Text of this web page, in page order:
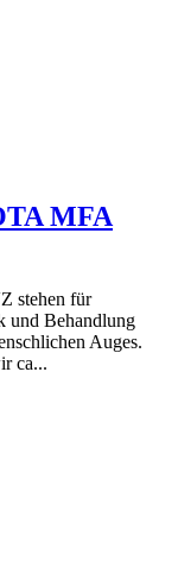
MFA
stehen für
und Behandlung
Auges.
ca...